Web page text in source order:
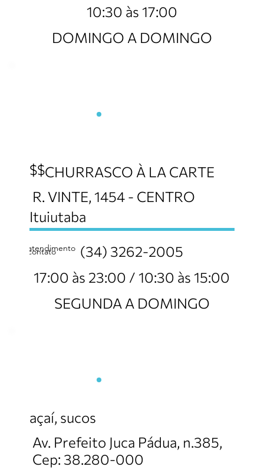
10:30 às 17:00
DOMINGO A DOMINGO
Ituiutaba
$$CHURRASCO À LA CARTE
R. VINTE, 1454 - CENTRO
(34) 3262-2005
17:00 às 23:00 / 10:30 às 15:00
SEGUNDA A DOMINGO
contato
atendimento
açaí, sucos
Av. Prefeito Juca Pádua, n.385,
Cep: 38.280-000